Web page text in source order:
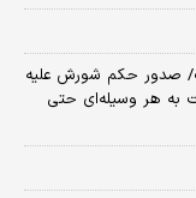
صدور حکم شورش علیه
به هر وسیله‌ای حتی